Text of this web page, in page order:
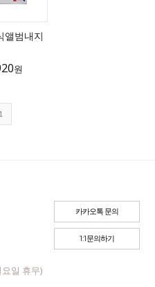
앨범내지
원
1
일 휴무)
카카오톡 문의
1:1문의하기